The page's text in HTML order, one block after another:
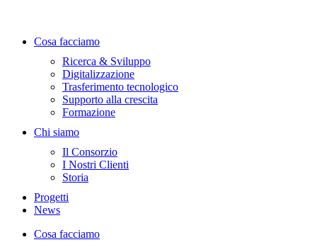
Cosa facciamo
Ricerca & Sviluppo
Digitalizzazione
Trasferimento tecnologico
Supporto alla crescita
Formazione
Chi siamo
Il Consorzio
I Nostri Clienti
Storia
Progetti
News
Cosa facciamo